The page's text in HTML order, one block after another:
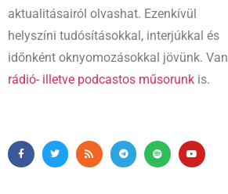
aktualitásairól olvashat. Ezenkívül
helyszíni tudósításokkal, interjúkkal és
időnként oknyomozásokkal jövünk. Van
rádió- illetve podcastos műsorunk is.